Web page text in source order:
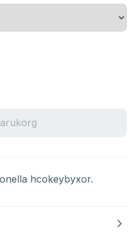
hcokeybyxor.
navigate_next